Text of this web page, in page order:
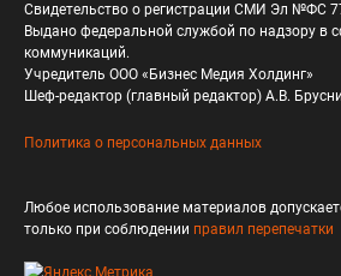
Свидетельство о регистрации СМИ Эл №ФС
Выдано федеральной службой по надзору в
коммуникаций.
Учредитель ООО «Бизнес Медия Холдинг»
Шеф-редактор (главный редактор) А.В.
Политика о персональных данных
Любое использование материалов
только при соблюдении правил перепечатки